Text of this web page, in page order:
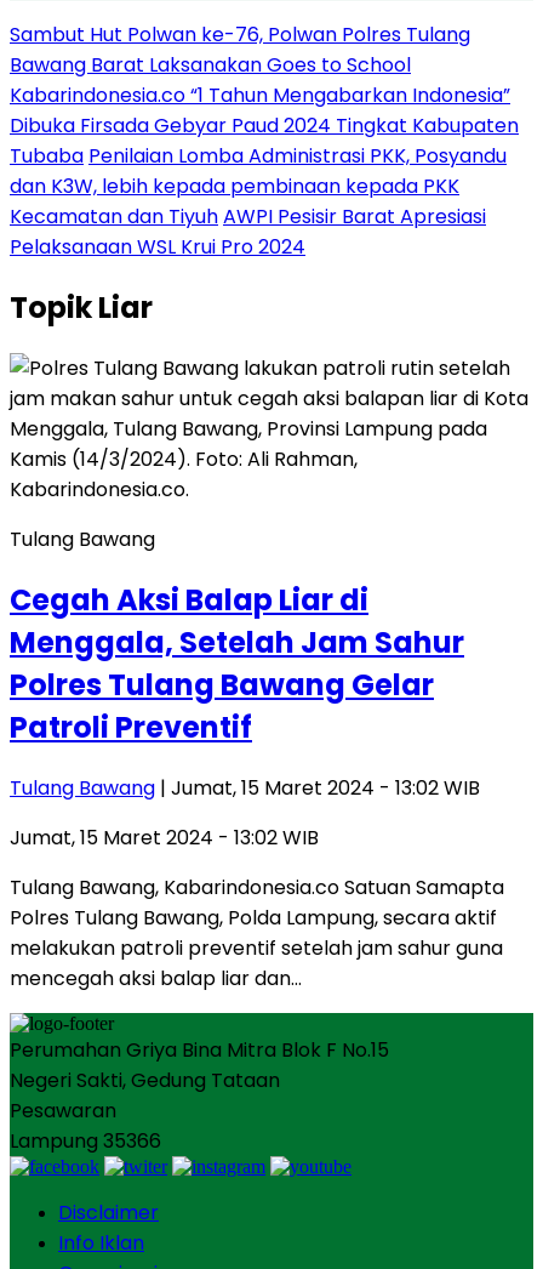
Sambut Hut Polwan ke-76, Polwan Polres Tulang
Bawang Barat Laksanakan Goes to School
Kabarindonesia.co “1 Tahun Mengabarkan Indonesia”
Dibuka Firsada Gebyar Paud 2024 Tingkat Kabupaten
Tubaba Penilaian Lomba Administrasi PKK, Posyandu
dan K3W, lebih kepada pembinaan kepada PKK
Kecamatan dan TiyuhAWPI Pesisir Barat Apresiasi
Pelaksanaan WSL Krui Pro 2024
TopikLiar
Tulang Bawang
Cegah Aksi Balap Liar di
Menggala, Setelah Jam Sahur
Polres Tulang Bawang Gelar
Patroli Preventif
Tulang Bawang | Jumat, 15 Maret 2024 - 13:02 WIB
Jumat, 15 Maret 2024 - 13:02 WIB
Tulang Bawang, Kabarindonesia.co Satuan Samapta
Polres Tulang Bawang, Polda Lampung, secara aktif
melakukan patroli preventif setelah jam sahur guna
mencegah aksi balap liar dan…
Perumahan Griya Bina Mitra Blok F No.15
Negeri Sakti, Gedung Tataan
Pesawaran
Lampung 35366
Disclaimer
Info Iklan